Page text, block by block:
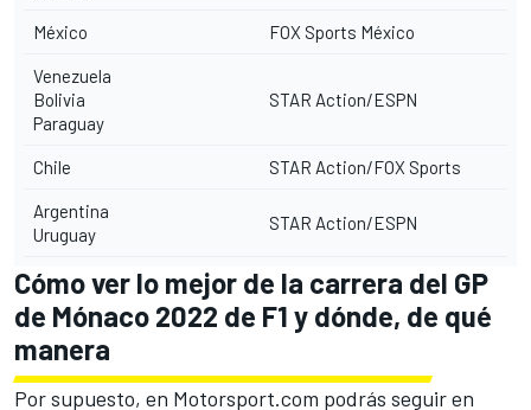
México FOX Sports México
Venezuela
Bolivia
Paraguay
STAR Action/ESPN
Chile STAR Action/FOX Sports
Argentina
Uruguay
STAR Action/ESPN
Cómo ver lo mejor de la carrera del GP
de Mónaco 2022 de F1 y dónde, de qué
manera
Por supuesto, en Motorsport.com podrás seguir en